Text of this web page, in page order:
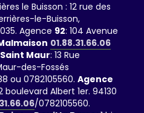
le Buisson : 12 rue des
le-Buisson,
Agence 92: 104 Avenue
01.88.31.66.06
Maur: 13 Rue
des-Fossés
ou 0782105560. Agence
boulevard Albert 1er. 94130
/0782105560.